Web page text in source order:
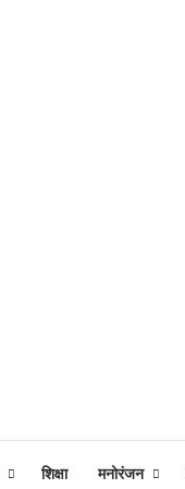
शिक्षा मनोरंजन